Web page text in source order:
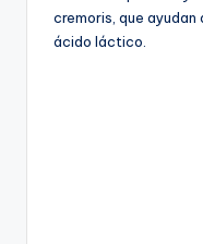
cremoris, que
ácido láctico.